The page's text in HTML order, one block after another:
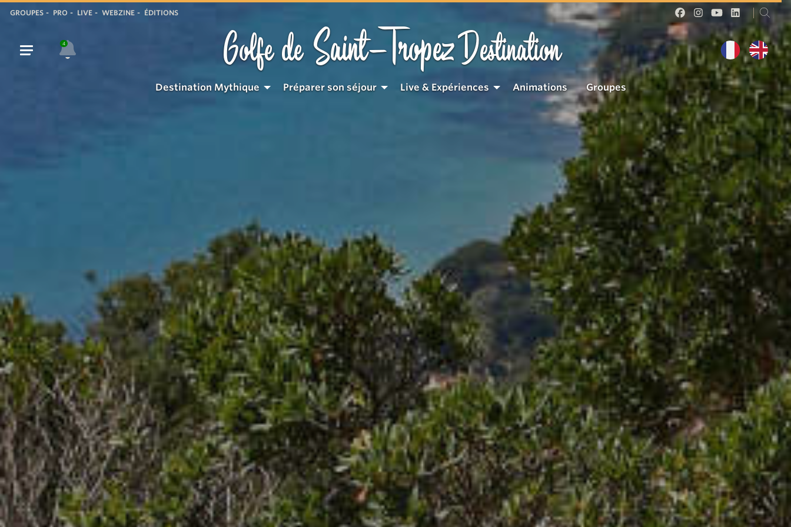
GROUPES PRO LIVE WEBZINE ÉDITIONS
4 Golfe de Saint-TropezDestination
Destination Mythique Préparer son séjour Live & Expériences Animations Groupes